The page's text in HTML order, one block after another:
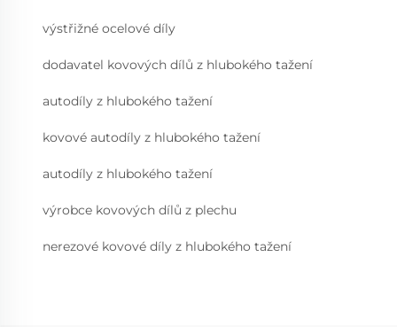
výstřižné ocelové díly
dodavatel kovových dílů z hlubokého tažení
autodíly z hlubokého tažení
kovové autodíly z hlubokého tažení
autodíly z hlubokého tažení
výrobce kovových dílů z plechu
nerezové kovové díly z hlubokého tažení